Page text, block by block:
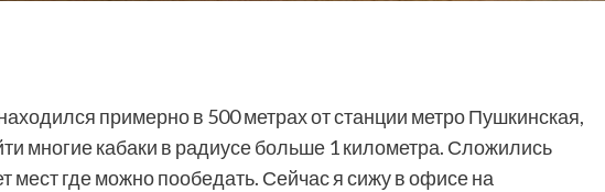
примерно в 500 метрах от станции метро Пушкинская,
многие кабаки в радиусе больше 1 километра. Сложились
мест где можно пообедать. Сейчас я сижу в офисе на